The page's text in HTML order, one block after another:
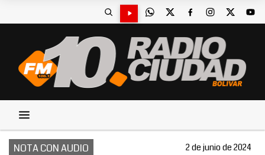
NOTA CON AUDIO 2 de junio de 2024